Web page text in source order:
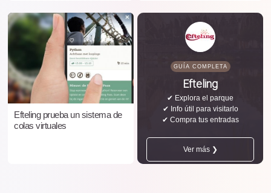
Efteling prueba un sistema de
colas virtuales
GUÍA COMPLETA
Efteling
✔ Explora el parque
✔ Info útil para visitarlo
✔ Compra tus entradas
Ver más ❯